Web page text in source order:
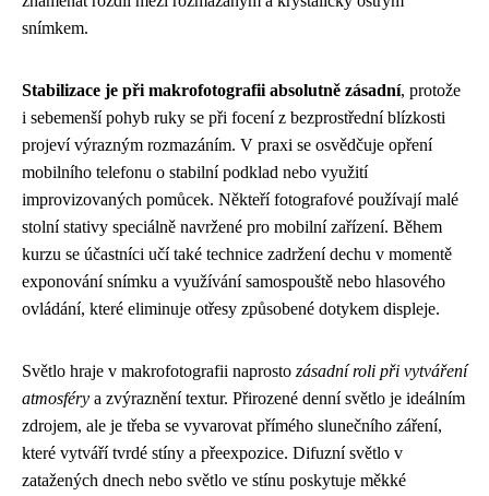
snímkem.
Stabilizace je při makrofotografii absolutně zásadní, protože
i sebemenší pohyb ruky se při focení z bezprostřední blízkosti
projeví výrazným rozmazáním. V praxi se osvědčuje opření
mobilního telefonu o stabilní podklad nebo využití
improvizovaných pomůcek. Někteří fotografové používají malé
stolní stativy speciálně navržené pro mobilní zařízení. Během
kurzu se účastníci učí také technice zadržení dechu v momentě
exponování snímku a využívání samospouště nebo hlasového
ovládání, které eliminuje otřesy způsobené dotykem displeje.
Světlo hraje v makrofotografii naprosto zásadní roli při vytváření
atmosféry a zvýraznění textur. Přirozené denní světlo je ideálním
zdrojem, ale je třeba se vyvarovat přímého slunečního záření,
které vytváří tvrdé stíny a přeexpozice. Difuzní světlo v
zatažených dnech nebo světlo ve stínu poskytuje měkké